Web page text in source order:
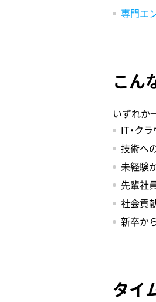
専門エ
こん
いずれか
IT・ク
技術へ
未経験
先輩社
社会貢
新卒か
タイ